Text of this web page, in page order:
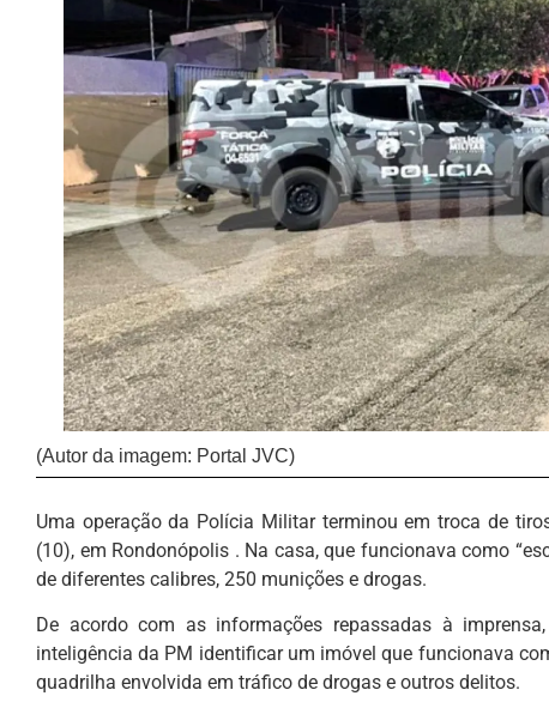
(Autor da imagem: Portal JVC)
Uma operação da Polícia Militar terminou em troca de
(10), em Rondonópolis . Na casa, que funcionava como
de diferentes calibres, 250 munições e drogas.
De acordo com as informações repassadas à
inteligência da PM identificar um imóvel que funcionava
quadrilha envolvida em tráfico de drogas e outros delitos.